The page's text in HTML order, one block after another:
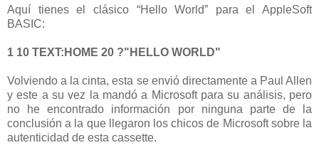
Aquí tienes el clásico “Hello World” para el AppleSoft
BASIC:
1 10 TEXT:HOME 20 ?"HELLO WORLD"
Volviendo a la cinta, esta se envió directamente a Paul Allen
y este a su vez la mandó a Microsoft para su análisis, pero
no he encontrado información por ninguna parte de la
conclusión a la que llegaron los chicos de Microsoft sobre la
autenticidad de esta cassette.